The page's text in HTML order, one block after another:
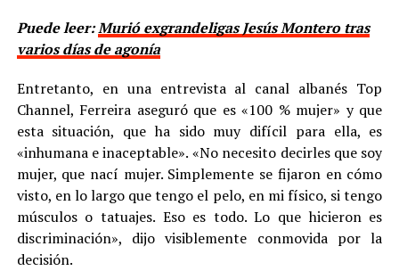
Puede leer:Murió exgrandeligas Jesús Montero tras
varios días de agonía
Entretanto, en una entrevista al canal albanés Top
Channel, Ferreira aseguró que es «100 % mujer» y que
esta situación, que ha sido muy difícil para ella, es
«inhumana e inaceptable». «No necesito decirles que soy
mujer, que nací mujer. Simplemente se fijaron en cómo
visto, en lo largo que tengo el pelo, en mi físico, si tengo
músculos o tatuajes. Eso es todo. Lo que hicieron es
discriminación», dijo visiblemente conmovida por la
decisión.